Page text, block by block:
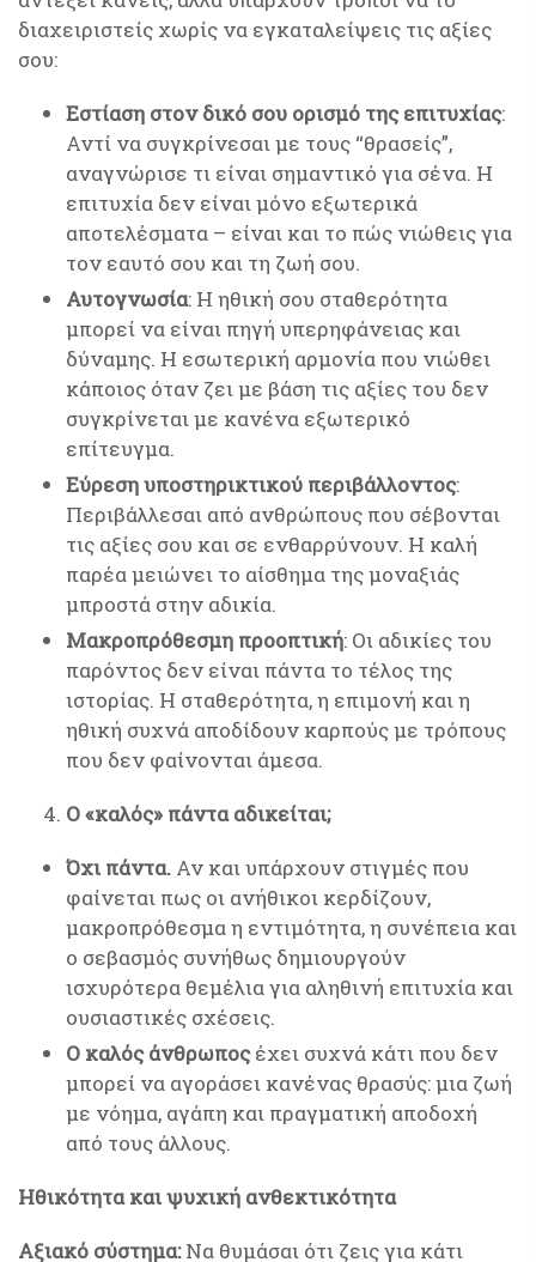
διαχειριστείς χωρίς να εγκαταλείψεις τις αξίες
σου:
Εστίαση στον δικό σου ορισμό της επιτυχίας:
Αντί να συγκρίνεσαι με τους “θρασείς”,
αναγνώρισε τι είναι σημαντικό για σένα. Η
επιτυχία δεν είναι μόνο εξωτερικά
αποτελέσματα – είναι και το πώς νιώθεις για
τον εαυτό σου και τη ζωή σου.
Αυτογνωσία: Η ηθική σου σταθερότητα
μπορεί να είναι πηγή υπερηφάνειας και
δύναμης. Η εσωτερική αρμονία που νιώθει
κάποιος όταν ζει με βάση τις αξίες του δεν
συγκρίνεται με κανένα εξωτερικό
επίτευγμα.
Εύρεση υποστηρικτικού περιβάλλοντος:
Περιβάλλεσαι από ανθρώπους που σέβονται
τις αξίες σου και σε ενθαρρύνουν. Η καλή
παρέα μειώνει το αίσθημα της μοναξιάς
μπροστά στην αδικία.
Μακροπρόθεσμη προοπτική: Οι αδικίες του
παρόντος δεν είναι πάντα το τέλος της
ιστορίας. Η σταθερότητα, η επιμονή και η
ηθική συχνά αποδίδουν καρπούς με τρόπους
που δεν φαίνονται άμεσα.
Ο «καλός» πάντα αδικείται;
Όχι πάντα. Αν και υπάρχουν στιγμές που
φαίνεται πως οι ανήθικοι κερδίζουν,
μακροπρόθεσμα η εντιμότητα, η συνέπεια και
ο σεβασμός συνήθως δημιουργούν
ισχυρότερα θεμέλια για αληθινή επιτυχία και
ουσιαστικές σχέσεις.
Ο καλός άνθρωποςέχει συχνά κάτι που δεν
μπορεί να αγοράσει κανένας θρασύς: μια ζωή
με νόημα, αγάπη και πραγματική αποδοχή
από τους άλλους.
Ηθικότητα και ψυχική ανθεκτικότητα
Αξιακό σύστημα:Να θυμάσαι ότι ζεις για κάτι